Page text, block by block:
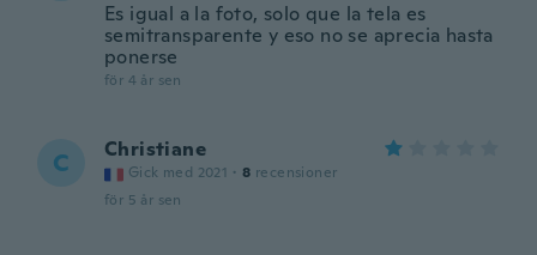
Es igual a la foto, solo que la tela es
semitransparente y eso no se aprecia hasta
ponerse
för 4 år sen
C Christiane
Gick med 2021 · 8 recensioner
för 5 år sen